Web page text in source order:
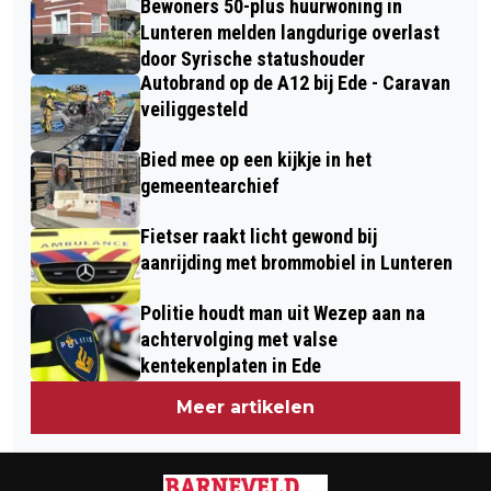
ZICH WELKOM VOELEN’
NODIG, MAAR HEILIG VUUR VAN
BINNEN.”
Bewoners 50-plus huurwoning in
Lunteren melden langdurige overlast
door Syrische statushouder
Autobrand op de A12 bij Ede - Caravan
veiliggesteld
Bied mee op een kijkje in het
gemeentearchief
Fietser raakt licht gewond bij
aanrijding met brommobiel in Lunteren
Politie houdt man uit Wezep aan na
achtervolging met valse
kentekenplaten in Ede
Meer artikelen